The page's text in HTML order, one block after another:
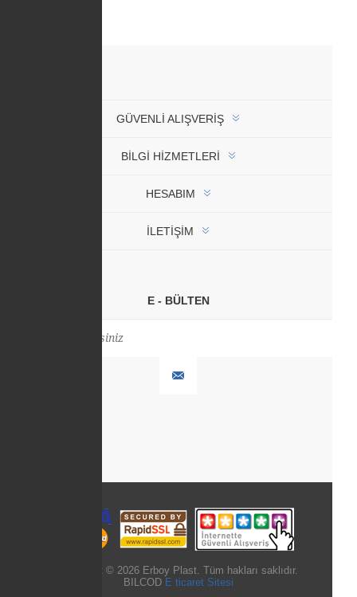
GÜVENLI ALIŞVERIŞ
BİLGİ HİZMETLERİ
HESABIM
İLETIŞIM
E - BÜLTEN
Copyright © 2026 Erboy Plast. Tüm hakları saklıdır.
BILCOD E ticaret Sitesi